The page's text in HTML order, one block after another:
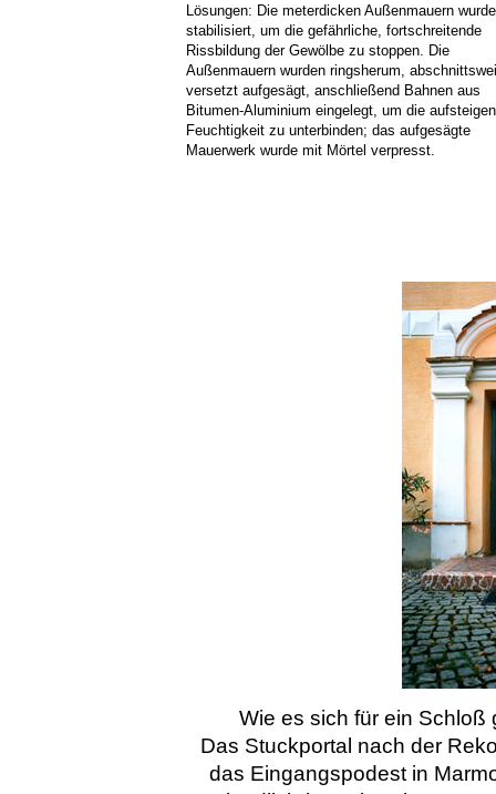
Lösungen: Die meterdicken Außenmauern
stabilisiert, um die gefährliche, fortschreitende
Rissbildung der Gewölbe zu stoppen. Die
Außenmauern wurden ringsherum,
versetzt aufgesägt, anschließend Bahnen aus
Bitumen-Aluminium eingelegt, um die
Feuchtigkeit zu unterbinden; das aufgesägte
Mauerwerk wurde mit Mörtel verpresst.
Wie es sich für ein Schloß
Das Stuckportal nach der
das Eingangspodest in